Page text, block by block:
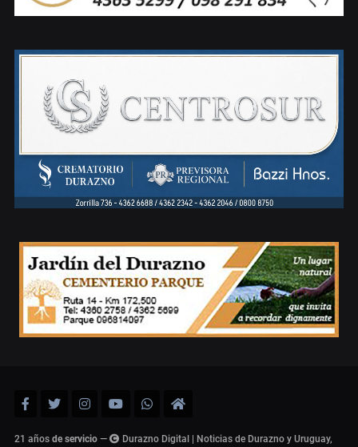
21 años de servicio — Durazno Digital | Noticias de Durazno y Uruguay,